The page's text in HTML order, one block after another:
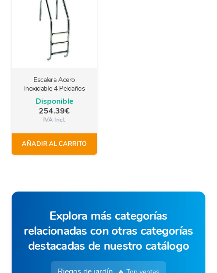
Escalera Acero
Inoxidable 4 Peldaños
Disponible
254.39€
IVA Incl.
AÑADIR AL CARRITO
Explora más categorías
relacionadas con otras categorías
destacadas de nuestro catálogo